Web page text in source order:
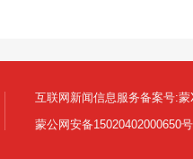
互联网新闻信息服务备案号:
蒙公网安备15020402000650号